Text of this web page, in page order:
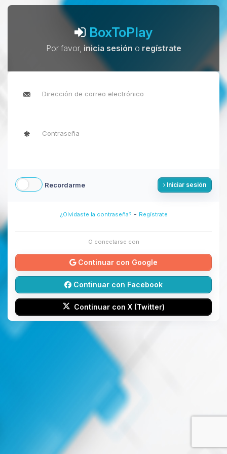
BoxToPlay
Por favor, inicia sesión o regístrate
Recordarme Iniciar sesión
¿Olvidaste la contraseña? - Regístrate
O conectarse con
Continuar con Google
Continuar con Facebook
Continuar con X (Twitter)